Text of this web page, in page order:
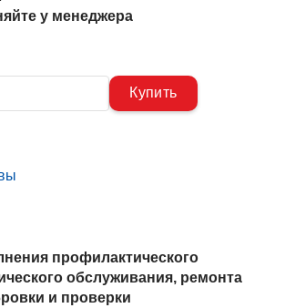
у менеджера
профилактического
обслуживания, ремонта
и проверки